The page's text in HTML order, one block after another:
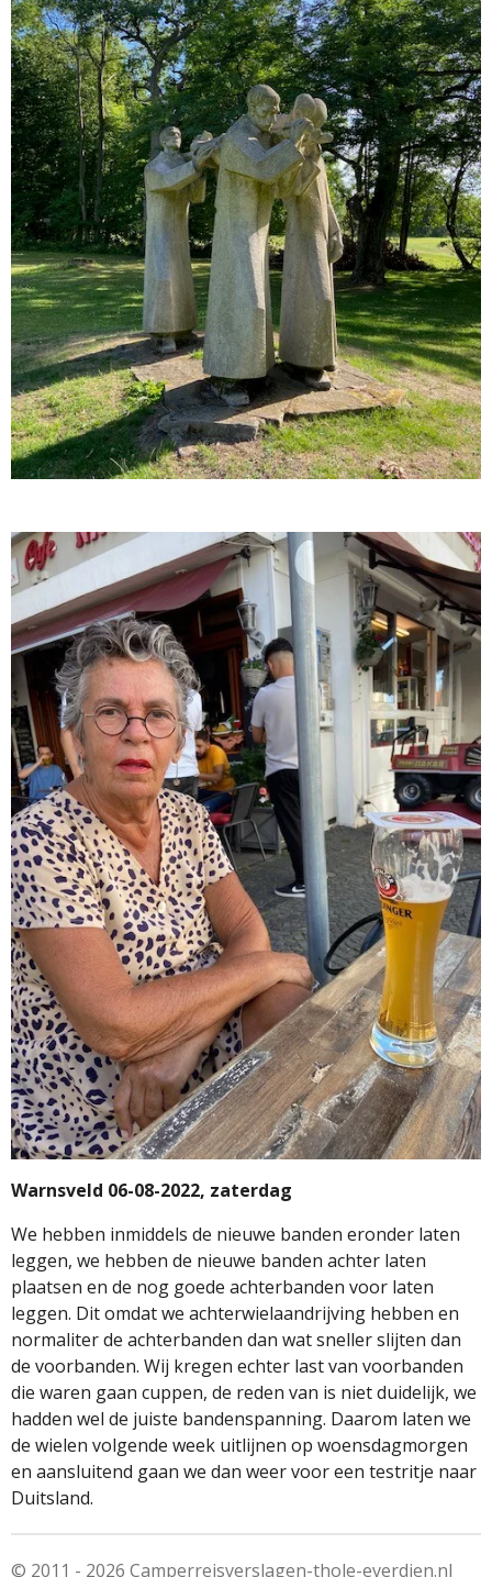
Warnsveld 06-08-2022, zaterdag
We hebben inmiddels de nieuwe banden eronder laten
leggen, we hebben de nieuwe banden achter laten
plaatsen en de nog goede achterbanden voor laten
leggen. Dit omdat we achterwielaandrijving hebben en
normaliter de achterbanden dan wat sneller slijten dan
de voorbanden. Wij kregen echter last van voorbanden
die waren gaan cuppen, de reden van is niet duidelijk, we
hadden wel de juiste bandenspanning. Daarom laten we
de wielen volgende week uitlijnen op woensdagmorgen
en aansluitend gaan we dan weer voor een testritje naar
Duitsland.
© 2011 - 2026 Camperreisverslagen-thole-everdien.nl